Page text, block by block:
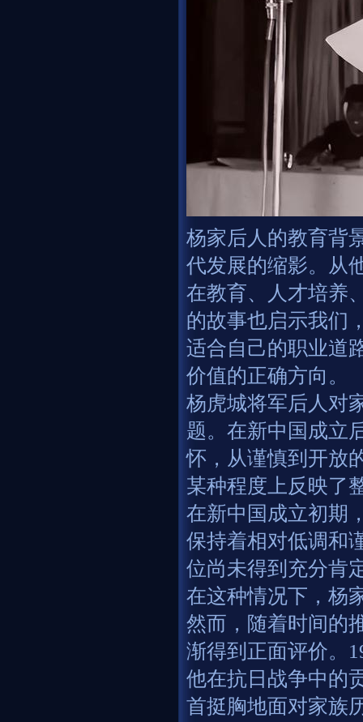
杨家后人的教育背
代发展的缩影。从
在教育、人才培养
的故事也启示我们
适合自己的职业道
价值的正确方向。
杨虎城将军后人对
题。在新中国成立
怀，从谨慎到开放
某种程度上反映了
在新中国成立初期
保持着相对低调和
位尚未得到充分肯
在这种情况下，杨
然而，随着时间的
渐得到正面评价。
他在抗日战争中的
首挺胸地面对家族